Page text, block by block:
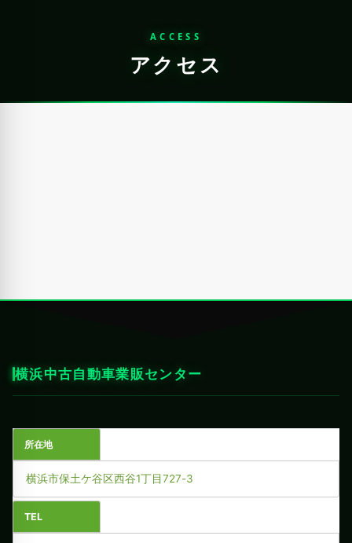
ACCESS
アクセス
横浜中古自動車業販センター
所在地
横浜市保土ケ谷区西谷1丁目727-3
TEL